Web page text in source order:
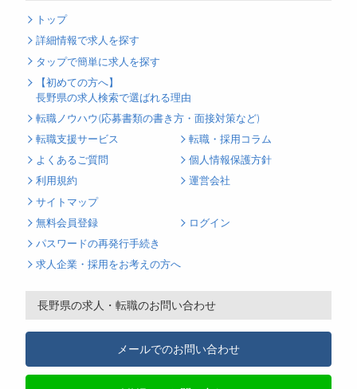
トップ
詳細情報で求人を探す
タップで簡単に求人を探す
【初めての方へ】
長野県の求人検索で選ばれる理由
転職ノウハウ(応募書類の書き方・面接対策など)
転職支援サービス
転職・採用コラム
よくあるご質問
個人情報保護方針
利用規約
運営会社
サイトマップ
無料会員登録
ログイン
パスワードの再発行手続き
求人企業・採用をお考えの方へ
長野県の求人・転職のお問い合わせ
メールでのお問い合わせ